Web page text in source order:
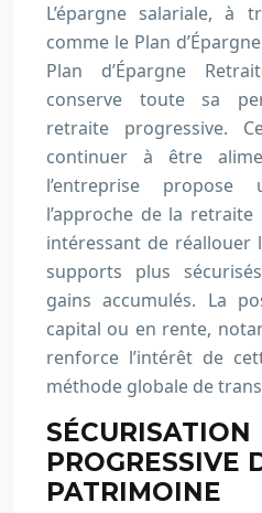
L’épargne salariale, à
comme le Plan
Plan d’Épargne
conserve toute sa
retraite progressive.
continuer à être
l’entreprise
l’approche de la
intéressant de réallouer
supports plus
gains accumulés. La
capital ou en rente,
renforce l’intérêt de
méthode globale de
SÉCURISATION
PROGRESSIVE
PATRIMOINE